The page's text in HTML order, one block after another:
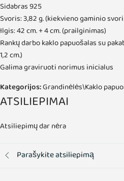
Sidabras 925
Svoris: 3,82 g. (kiekvieno gaminio
Ilgis: 42 cm. + 4 cm. (prailginimas)
Rankų darbo kaklo papuošalas su
1,2 cm.)
Galima graviruoti norimus inicialus
Kategorijos:Grandinėlės\Kaklo
ATSILIEPIMAI
Atsiliepimų dar nėra
Parašykite atsiliepimą